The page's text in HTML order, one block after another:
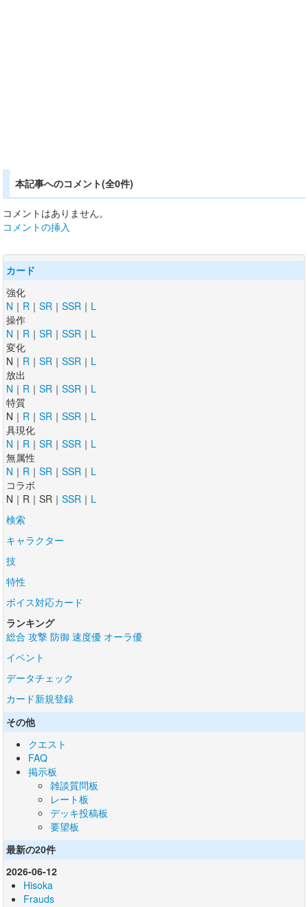
本記事へのコメント(全0件)
コメントはありません。
コメントの挿入
カード
強化
N ｜ R ｜ SR ｜ SSR ｜ L
操作
N ｜ R ｜ SR ｜ SSR ｜ L
変化
N｜ R ｜ SR ｜ SSR ｜ L
放出
N ｜ R ｜ SR ｜ SSR ｜ L
特質
N｜ R ｜ SR ｜ SSR ｜ L
具現化
N ｜ R ｜ SR ｜ SSR ｜ L
無属性
N ｜ R ｜ SR ｜ SSR ｜ L
コラボ
N｜R｜SR｜ SSR ｜ L
検索
キャラクター
技
特性
ボイス対応カード
ランキング
総合 攻撃 防御 速度優 オーラ優
イベント
データチェック
カード新規登録
その他
クエスト
FAQ
掲示板
雑談質問板
レート板
デッキ投稿板
要望板
最新の20件
2026-06-12
Hisoka
Frauds